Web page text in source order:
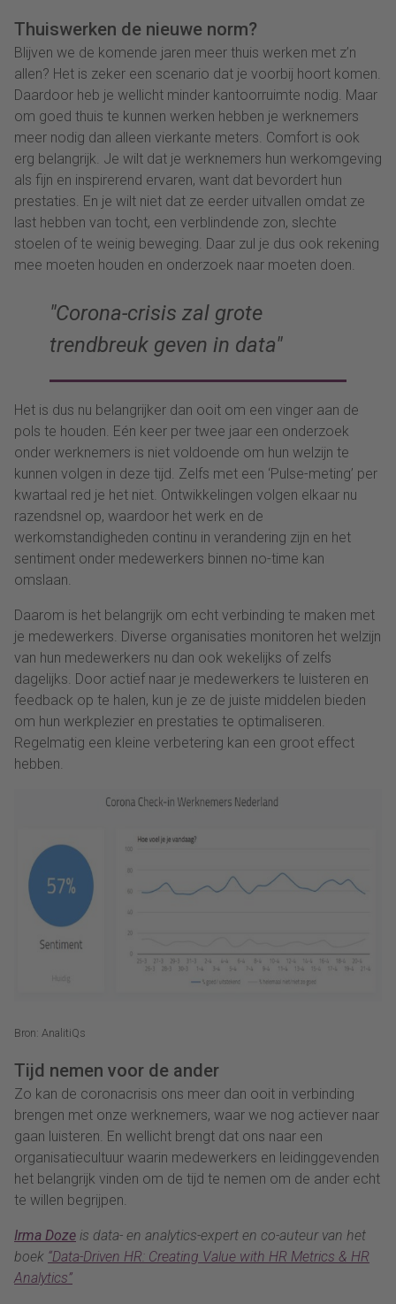
Thuiswerken de nieuwe norm?
Blijven we de komende jaren meer thuis werken met z’n
allen? Het is zeker een scenario dat je voorbij hoort komen.
Daardoor heb je wellicht minder kantoorruimte nodig. Maar
om goed thuis te kunnen werken hebben je werknemers
meer nodig dan alleen vierkante meters. Comfort is ook
erg belangrijk. Je wilt dat je werknemers hun werkomgeving
als fijn en inspirerend ervaren, want dat bevordert hun
prestaties. En je wilt niet dat ze eerder uitvallen omdat ze
last hebben van tocht, een verblindende zon, slechte
stoelen of te weinig beweging. Daar zul je dus ook rekening
mee moeten houden en onderzoek naar moeten doen.
Corona-crisis zal grote
trendbreuk geven in data
Het is dus nu belangrijker dan ooit om een vinger aan de
pols te houden. Eén keer per twee jaar een onderzoek
onder werknemers is niet voldoende om hun welzijn te
kunnen volgen in deze tijd. Zelfs met een ‘Pulse-meting’ per
kwartaal red je het niet. Ontwikkelingen volgen elkaar nu
razendsnel op, waardoor het werk en de
werkomstandigheden continu in verandering zijn en het
sentiment onder medewerkers binnen no-time kan
omslaan.
Daarom is het belangrijk om echt verbinding te maken met
je medewerkers. Diverse organisaties monitoren het welzijn
van hun medewerkers nu dan ook wekelijks of zelfs
dagelijks. Door actief naar je medewerkers te luisteren en
feedback op te halen, kun je ze de juiste middelen bieden
om hun werkplezier en prestaties te optimaliseren.
Regelmatig een kleine verbetering kan een groot effect
hebben.
Bron: AnalitiQs
Tijd nemen voor de ander
Zo kan de coronacrisis ons meer dan ooit in verbinding
brengen met onze werknemers, waar we nog actiever naar
gaan luisteren. En wellicht brengt dat ons naar een
organisatiecultuur waarin medewerkers en leidinggevenden
het belangrijk vinden om de tijd te nemen om de ander echt
te willen begrijpen.
Irma Doze is data- en analytics-expert en co-auteur van het
boek “Data-Driven HR: Creating Value with HR Metrics & HR
Analytics”